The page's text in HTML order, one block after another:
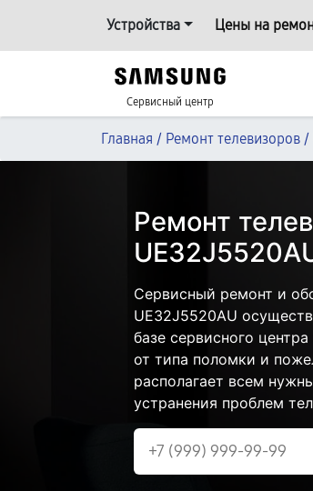
Устройства Цены на
Сервисный центр
Главная / Ремонт телевизоров /
Ремонт
Сервисный ремонт и
UE32J5520AU
базе сервисного
от типа поломки и
располагает всем
устранения проблем